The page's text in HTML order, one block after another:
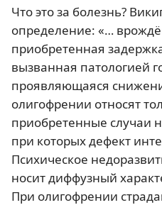
Что это за болезнь?
определение: «…
приобретенная
вызванная патологией
проявляющаяся
олигофрении относят
приобретенные случаи
при которых дефект
Психическое
носит диффузный
При олигофрении